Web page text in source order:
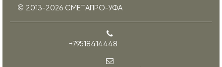
© 2013-2026 СМЕТАПРО-УФА
+79518414448